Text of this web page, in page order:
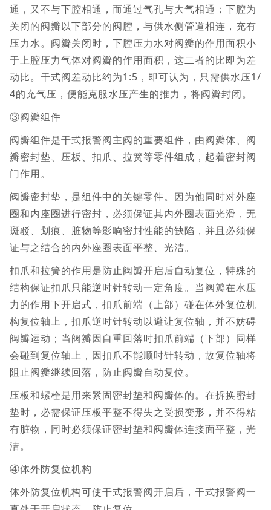
通，又不与下腔相通，而通过气孔与大气相通；下腔为
关闭的阀瓣以下部分的阀腔，与供水侧管道相连，充有
压力水。阀瓣关闭时，下腔压力水对阀瓣的作用面积小
于上腔压力气体对阀瓣的作用面积，这二者的比即为差
动比。干式阀差动比约为1:5，即可认为，只需供水压1/
4的充气压，便能克服水压产生的推力，将阀瓣封闭。
③阀瓣组件
阀瓣组件是干式报警阀主阀的重要组件，由阀瓣体、阀
瓣密封垫、压板、扣爪、拉簧等零件组成，起着密封阀
门作用。
阀瓣密封垫，是组件中的关键零件。因为他同时对外座
圈和内座圈进行密封，必须保证其内外圈表面光滑，无
斑驳、划痕、脏物等影响密封性能的缺陷，并且必须保
证与之结合的内外座圈表面平整、光洁。
扣爪和拉簧的作用是防止阀瓣开启后自动复位，特殊的
结构保证扣爪只能逆时针转动一定角度。当阀瓣在水压
力的作用下开启式，扣爪前端（上部）碰在体外复位机
构复位轴上，扣爪逆时针转动以避让复位轴，并不妨碍
阀瓣运动；当阀瓣因自重回落时扣爪前端（下部）同样
会碰到复位轴上，因扣爪不能顺时针转动，故复位轴将
阻止阀瓣继续回落，防止阀瓣自动复位。
压板和螺栓是用来紧固密封垫和阀瓣体的。在拆换密封
垫时，必需保证压板平整不得失之受损变形，并不得粘
有脏物，同时必须保证密封垫和阀瓣体连接面平整，光
洁。
④体外防复位机构
体外防复位机构可使干式报警阀开启后，干式报警阀一